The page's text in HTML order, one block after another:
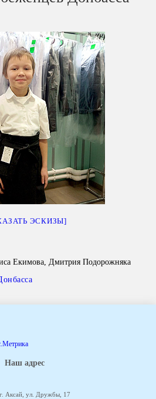
ЭСКИЗЫ]
Екимова, Дмитрия Подорожняка
Наш адрес
г. Аксай, ул. Дружбы, 17